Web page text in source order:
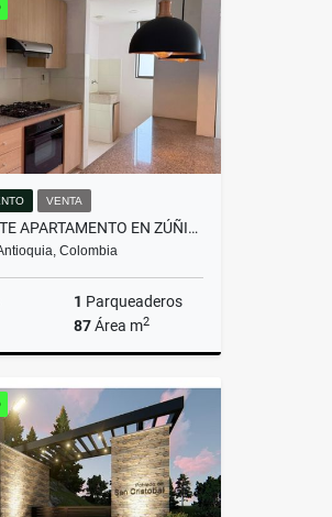
$590.000.000
VENTA
EXCELENTE APARTAMENTO EN ZÚÑIGA | UBICACIÓN ESTRATÉGICA Y SEGURA
Colombia
1 Parqueaderos
87Área m2
Venta
$780.000.000